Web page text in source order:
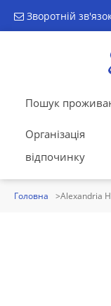
Зворотній
Пошук
Організація
відпочинку
Головна Alexandria